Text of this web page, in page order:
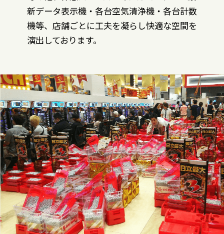
新データ表示機・各台空気清浄機・各台計数
機等、店舗ごとに工夫を凝らし快適な空間を
演出しております。